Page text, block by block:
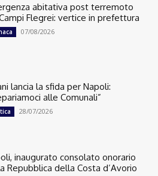
abitativa post terremoto
Flegrei: vertice in prefettura
07/08/2026
lancia la sfida per Napoli:
alle Comunali”
28/07/2026
inaugurato consolato onorario
Repubblica della Costa d’Avorio